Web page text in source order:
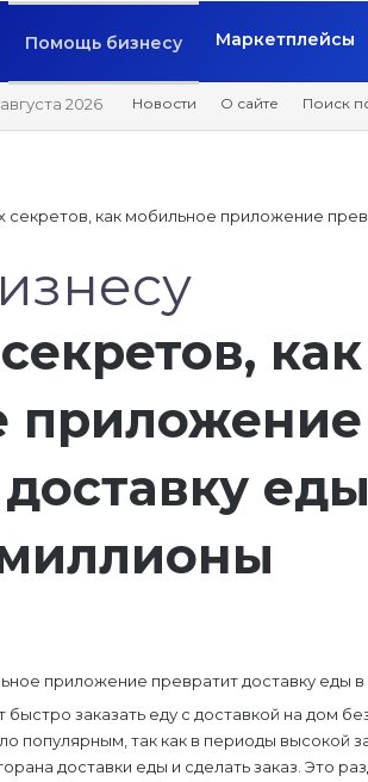
Помощь бизнесу Маркетплейсы
2026 Новости О сайте Поиск
секретов, как мобильное приложение
как
приложение
заказать еду с доставкой на дом
популярным, так как в периоды высокой
доставки еды и сделать заказ. Это